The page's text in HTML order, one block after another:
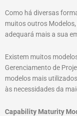
Como há diversas
muitos outros
adequará mais a sua
Existem muitos
Gerenciamento de
modelos mais
às necessidades da
Capability Maturity